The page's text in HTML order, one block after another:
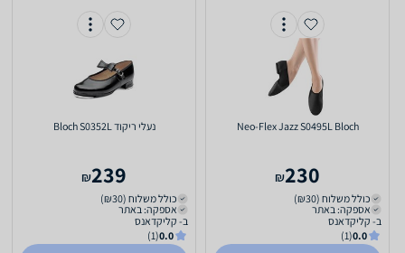
Neo-Flex Jazz S0495L Bloch
230
₪
כולל משלוח (₪30)
אספקה: באתר
ב- קליקדאנס
0.0
(1)
‏נעלי ריקוד Bloch S0352L
239
₪
כולל משלוח (₪30)
אספקה: באתר
ב- קליקדאנס
0.0
(1)